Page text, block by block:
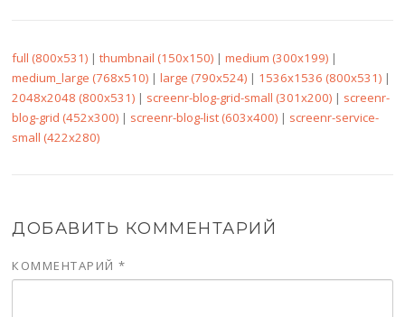
full (800x531) |thumbnail (150x150) |medium (300x199) |
medium_large (768x510) |large (790x524) | 1536x1536 (800x531) |
2048x2048 (800x531) | screenr-blog-grid-small (301x200) | screenr-
blog-grid (452x300) | screenr-blog-list (603x400) | screenr-service-
small (422x280)
ДОБАВИТЬ КОММЕНТАРИЙ
КОММЕНТАРИЙ*